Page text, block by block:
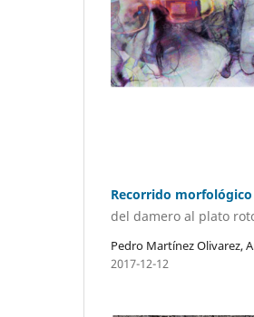
Recorrido
del damero al plato
Pedro Martínez Olivarez,
2017-12-12